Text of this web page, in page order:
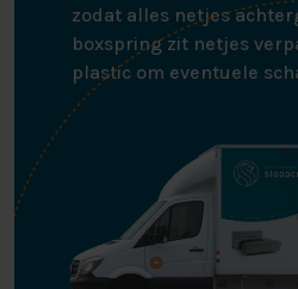
zodat alles netjes
boxspring zit netjes
plastic om eventuele